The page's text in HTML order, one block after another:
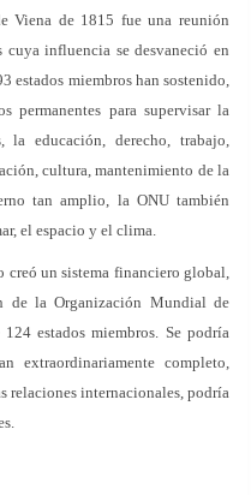
Viena de 1815 fue una reunión
influencia se desvaneció en
estados miembros han sostenido,
permanentes para supervisar la
la educación, derecho, trabajo,
cultura, mantenimiento de la
tan amplio, la ONU también
el espacio y el clima.
creó un sistema financiero global,
de la Organización Mundial de
estados miembros. Se podría
extraordinariamente completo,
relaciones internacionales, podría